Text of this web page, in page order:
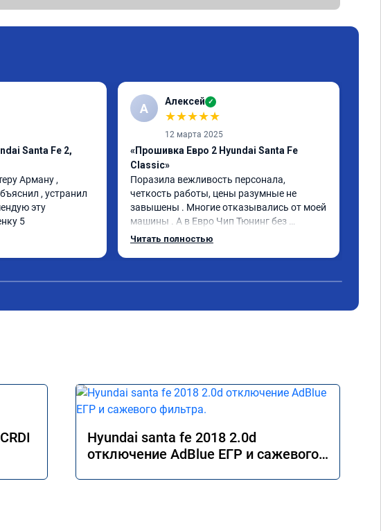
Santa Fe 2,
Арману ,
, устранил
эту
5
А Алексей ✓
★★★★★
12 марта 2025
«Прошивка Евро 2 Hyundai Santa Fe
Classic»
Поразила вежливость персонала,
четкость работы, цены разумные не
завышены . Многие отказывались от моей
машины . А в Евро Чип Тюнинг без
проблем прошили мою машину.
Читать полностью
Hyundai santa fe 2018 2.0d
отключение AdBlue ЕГР и сажевого